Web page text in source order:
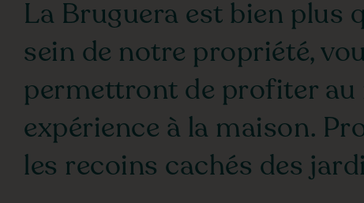
La Bruguera est bien plus
sein de notre propriété,
permettront de profiter
expérience à la maison.
les recoins cachés des